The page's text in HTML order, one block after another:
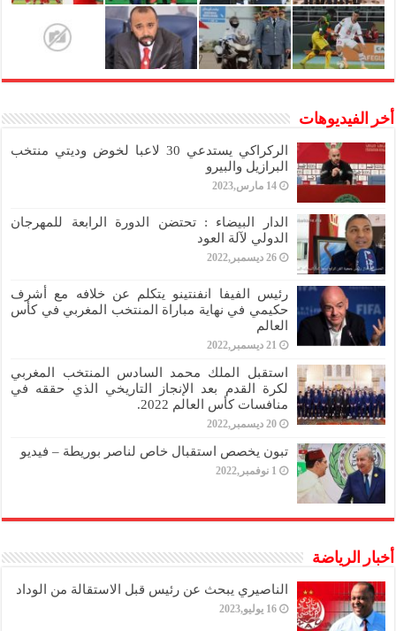
أخر الفيديوهات
الركراكي يستدعي 30 لاعبا لخوض وديتي منتخب
البرازيل والبيرو
14 مارس,2023
الدار البيضاء : تحتضن الدورة الرابعة للمهرجان
الدولي لآلة العود
26 ديسمبر,2022
رئيس الفيفا انفنتينو يتكلم عن خلافه مع أشرف
حكيمي في نهاية مباراة المنتخب المغربي في كأس
العالم
21 ديسمبر,2022
استقبل الملك محمد السادس المنتخب المغربي
لكرة القدم بعد الإنجاز التاريخي الذي حققه في
منافسات كأس العالم 2022.
20 ديسمبر,2022
تبون يخصص استقبال خاص لناصر بوريطة – فيديو
1 نوفمبر,2022
أخبار الرياضة
الناصيري يبحث عن رئيس قبل الاستقالة من الوداد
16 يوليو,2023